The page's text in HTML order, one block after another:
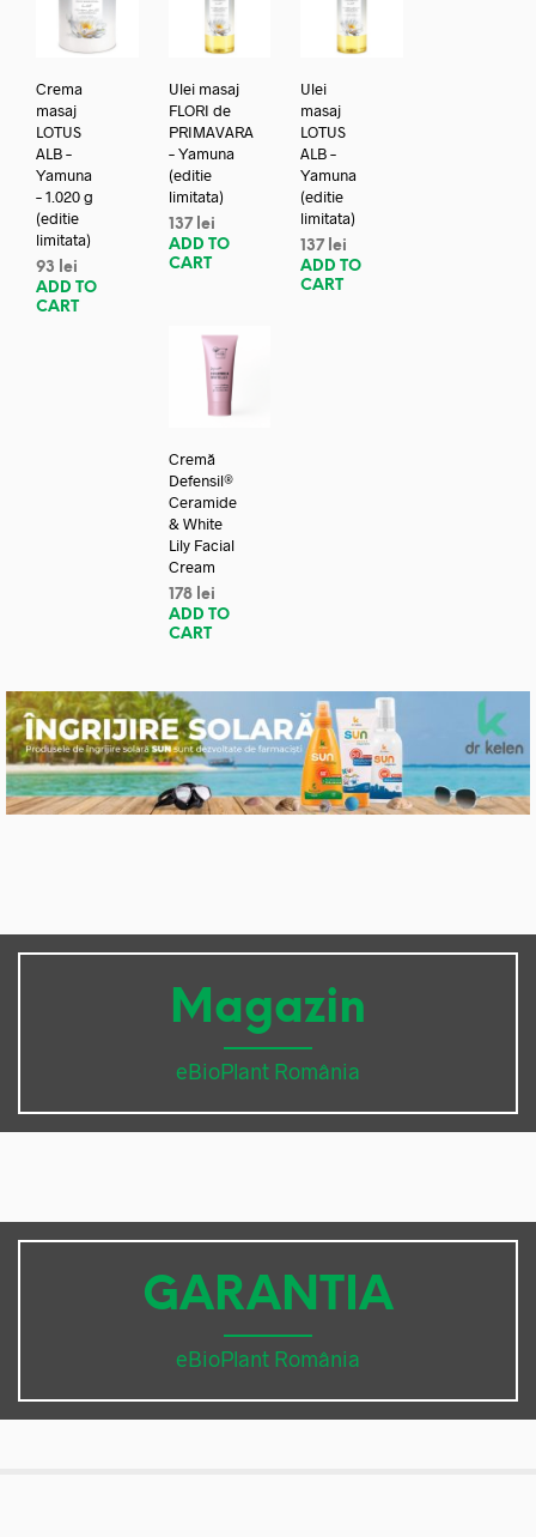
Crema
masaj
LOTUS
ALB –
Yamuna
– 1.020 g
(editie
limitata)
93
lei
ADD TO
CART
Ulei masaj
FLORI de
PRIMAVARA
– Yamuna
(editie
limitata)
137 lei
ADD TO
CART
Ulei
masaj
LOTUS
ALB –
Yamuna
(editie
limitata)
137 lei
ADD TO
CART
Cremă
Defensil®
Ceramide
& White
Lily Facial
Cream
178 lei
ADD TO
CART
Magazin
eBioPlant România
GARANTIA
eBioPlant România